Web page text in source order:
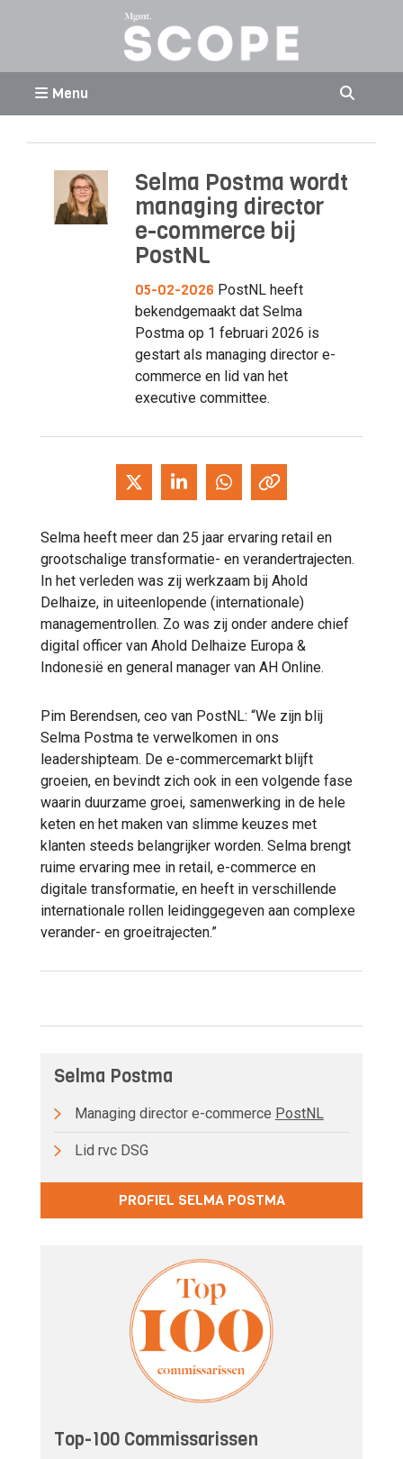
Menu
Selma Postma wordt
managing director
e-commerce bij
PostNL
05-02-2026 PostNL heeft
bekendgemaakt dat Selma
Postma op 1 februari 2026 is
gestart als managing director e-
commerce en lid van het
executive committee.
Selma heeft meer dan 25 jaar ervaring retail en
grootschalige transformatie- en verandertrajecten.
In het verleden was zij werkzaam bij Ahold
Delhaize, in uiteenlopende (internationale)
managementrollen. Zo was zij onder andere chief
digital officer van Ahold Delhaize Europa &
Indonesië en general manager van AH Online.
Pim Berendsen, ceo van PostNL: “We zijn blij
Selma Postma te verwelkomen in ons
leadershipteam. De e-commercemarkt blijft
groeien, en bevindt zich ook in een volgende fase
waarin duurzame groei, samenwerking in de hele
keten en het maken van slimme keuzes met
klanten steeds belangrijker worden. Selma brengt
ruime ervaring mee in retail, e-commerce en
digitale transformatie, en heeft in verschillende
internationale rollen leidinggegeven aan complexe
verander- en groeitrajecten.”
Selma Postma
Managing director e-commerce PostNL
Lid rvc DSG
PROFIEL SELMA POSTMA
Top-100 Commissarissen